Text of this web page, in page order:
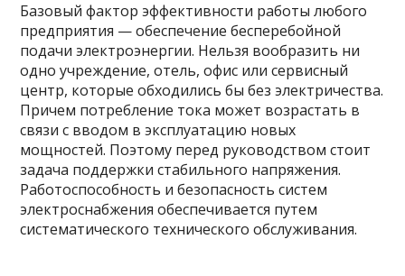
Базовый фактор эффективности работы любого
предприятия — обеспечение бесперебойной
подачи электроэнергии. Нельзя вообразить ни
одно учреждение, отель, офис или сервисный
центр, которые обходились бы без электричества.
Причем потребление тока может возрастать в
связи с вводом в эксплуатацию новых
мощностей. Поэтому перед руководством стоит
задача поддержки стабильного напряжения.
Работоспособность и безопасность систем
электроснабжения обеспечивается путем
систематического технического обслуживания.